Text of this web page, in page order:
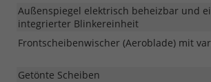
Außenspiegel elektrisch beheizbar und
integrierter Blinkereinheit
Frontscheibenwischer (Aeroblade) mit
Getönte Scheiben